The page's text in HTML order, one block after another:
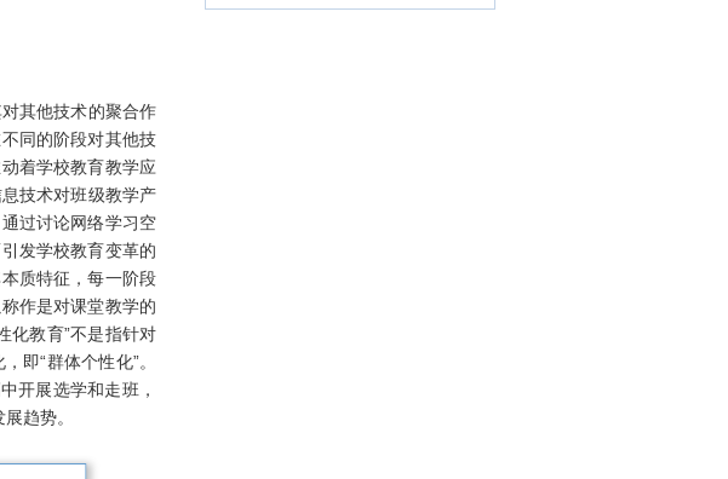
其他技术的聚合作
同的阶段对其他技
着学校教育教学应
技术对班级教学产
过讨论网络学习空
发学校教育变革的
质特征，每一阶段
作是对课堂教学的
化教育”不是指针对
即“群体个性化”。
开展选学和走班，
趋势。